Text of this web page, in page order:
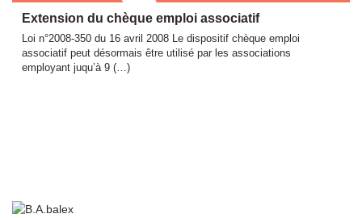
Extension du chèque emploi associatif
Loi n°2008-350 du 16 avril 2008 Le dispositif chèque emploi
associatif peut désormais être utilisé par les associations
employant juqu’à 9 (…)